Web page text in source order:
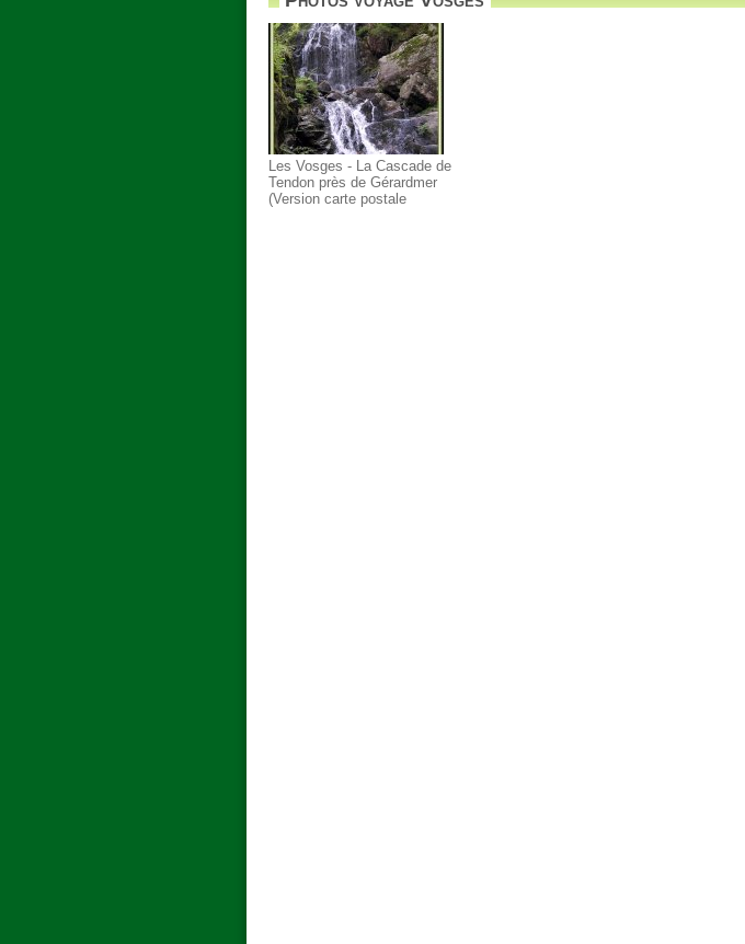
Les Vosges - La Cascade de
Tendon près de Gérardmer
(Version carte postale